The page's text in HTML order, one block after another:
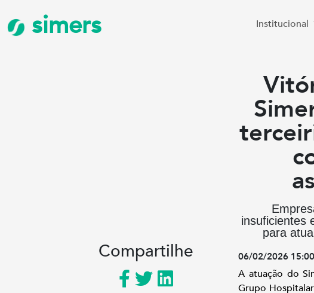
simers Institucional
insuficientes
para
Compartilhe 06/02/2026 15:00
A atuação do
Grupo